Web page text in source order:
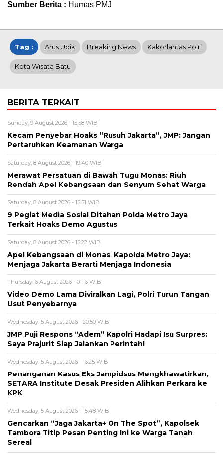
Sumber Berita : Humas PMJ
Tag : Arus Udik Breaking News Kakorlantas Polri
Kota Wisata Batu
BERITA TERKAIT
Sunday, 9 August 2026 - 15:58 WIB
Kecam Penyebar Hoaks “Rusuh Jakarta”, JMP: Jangan
Pertaruhkan Keamanan Warga
Saturday, 8 August 2026 - 19:40 WIB
Merawat Persatuan di Bawah Tugu Monas: Riuh
Rendah Apel Kebangsaan dan Senyum Sehat Warga
Saturday, 8 August 2026 - 15:51 WIB
9 Pegiat Media Sosial Ditahan Polda Metro Jaya
Terkait Hoaks Demo Agustus
Saturday, 8 August 2026 - 15:22 WIB
Apel Kebangsaan di Monas, Kapolda Metro Jaya:
Menjaga Jakarta Berarti Menjaga Indonesia
Thursday, 6 August 2026 - 01:16 WIB
Video Demo Lama Diviralkan Lagi, Polri Turun Tangan
Usut Penyebarnya
Wednesday, 5 August 2026 - 20:50 WIB
JMP Puji Respons “Adem” Kapolri Hadapi Isu Surpres:
Saya Prajurit Siap Jalankan Perintah!
Wednesday, 5 August 2026 - 16:25 WIB
Penanganan Kasus Eks Jampidsus Mengkhawatirkan,
SETARA Institute Desak Presiden Alihkan Perkara ke
KPK
Wednesday, 5 August 2026 - 15:48 WIB
Gencarkan “Jaga Jakarta+ On The Spot”, Kapolsek
Tambora Titip Pesan Penting Ini ke Warga Tanah
Sereal